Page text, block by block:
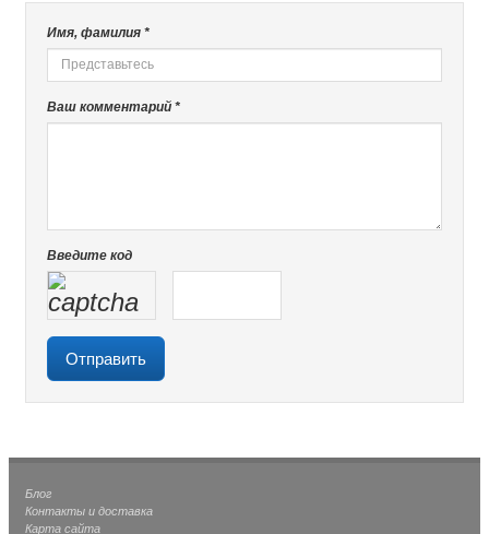
Имя, фамилия *
Ваш комментарий *
Введите код
Блог
Контакты и доставка
Карта сайта